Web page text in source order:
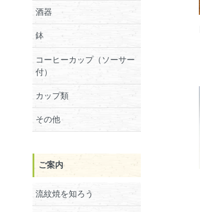
酒器
鉢
コーヒーカップ（ソーサー
付）
カップ類
その他
ご案内
流紋焼を知ろう